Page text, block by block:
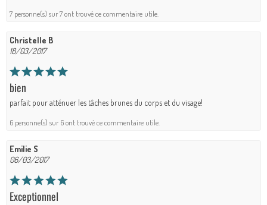
7 personne(s) sur 7 ont trouvé ce commentaire utile.
Christelle B
18/03/2017
bien
parfait pour atténuer les tâches brunes du corps et du visage!
6 personne(s) sur 6 ont trouvé ce commentaire utile.
Emilie S
06/03/2017
Exceptionnel